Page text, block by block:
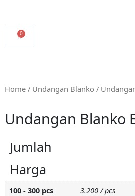
Home / Undangan Blanko /
Undangan Blanko
Jumlah
Harga
100 - 300 pcs
3.200 / pcs